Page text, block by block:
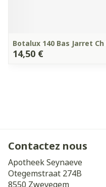
Botalux 140 Bas Jarret Ch
14,50 €
Contactez nous
Apotheek Seynaeve
Otegemstraat 274B
8550 Zwevegem